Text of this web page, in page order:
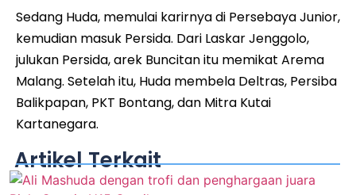
Sedang Huda, memulai karirnya di Persebaya Junior,
kemudian masuk Persida. Dari Laskar Jenggolo,
julukan Persida, arek Buncitan itu memikat Arema
Malang. Setelah itu, Huda membela Deltras, Persiba
Balikpapan, PKT Bontang, dan Mitra Kutai
Kartanegara.
Artikel Terkait